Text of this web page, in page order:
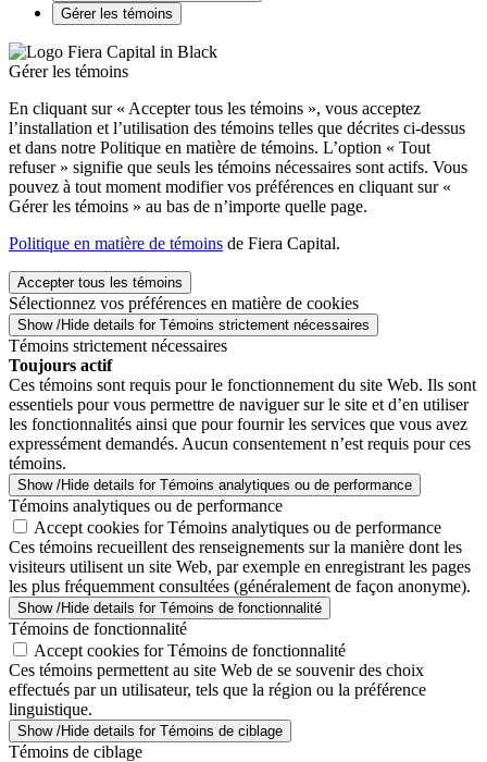
Gérer les témoins
Gérer les témoins
En cliquant sur « Accepter tous les témoins », vous acceptez
l’installation et l’utilisation des témoins telles que décrites ci-dessus
et dans notre Politique en matière de témoins. L’option « Tout
refuser » signifie que seuls les témoins nécessaires sont actifs. Vous
pouvez à tout moment modifier vos préférences en cliquant sur «
Gérer les témoins » au bas de n’importe quelle page.
Politique en matière de témoins de Fiera Capital.
Accepter tous les témoins
Sélectionnez vos préférences en matière de cookies
Show /Hide details for Témoins strictement nécessaires
Témoins strictement nécessaires
Toujours actif
Ces témoins sont requis pour le fonctionnement du site Web. Ils sont
essentiels pour vous permettre de naviguer sur le site et d’en utiliser
les fonctionnalités ainsi que pour fournir les services que vous avez
expressément demandés. Aucun consentement n’est requis pour ces
témoins.
Show /Hide details for Témoins analytiques ou de performance
Témoins analytiques ou de performance
Accept cookies for Témoins analytiques ou de performance
Ces témoins recueillent des renseignements sur la manière dont les
visiteurs utilisent un site Web, par exemple en enregistrant les pages
les plus fréquemment consultées (généralement de façon anonyme).
Show /Hide details for Témoins de fonctionnalité
Témoins de fonctionnalité
Accept cookies for Témoins de fonctionnalité
Ces témoins permettent au site Web de se souvenir des choix
effectués par un utilisateur, tels que la région ou la préférence
linguistique.
Show /Hide details for Témoins de ciblage
Témoins de ciblage